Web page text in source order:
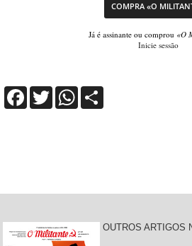
COMPRA «O
Já é assinante ou comprou «O
Inicie sessão
FacebookTwitterWhatsApp
OUTROS ARTIGOS